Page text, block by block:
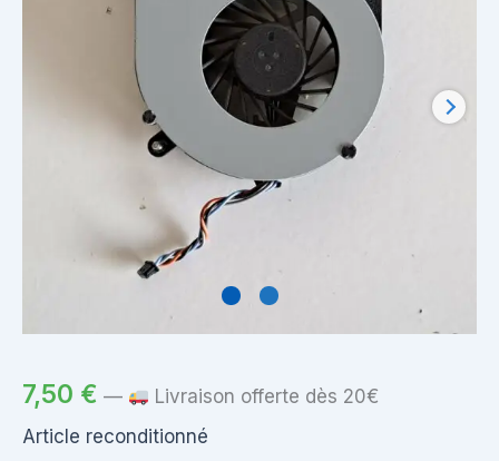
7,50 € —
Livraison offerte dès 20€
Article reconditionné